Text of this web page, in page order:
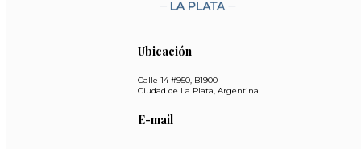
Ubicación
Calle 14 #950, B1900
Ciudad de La Plata, Argentina
E-mail